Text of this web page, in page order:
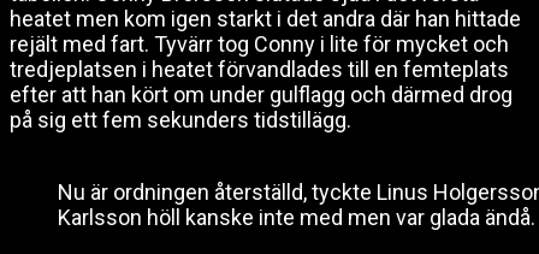
heatet men kom igen starkt i det andra där han hittade
rejält med fart. Tyvärr tog Conny i lite för mycket och
tredjeplatsen i heatet förvandlades till en femteplats
efter att han kört om under gulflagg och därmed drog
på sig ett fem sekunders tidstillägg.
Nu är ordningen återställd, tyckte Linus
Karlsson höll kanske inte med men var glada ändå.